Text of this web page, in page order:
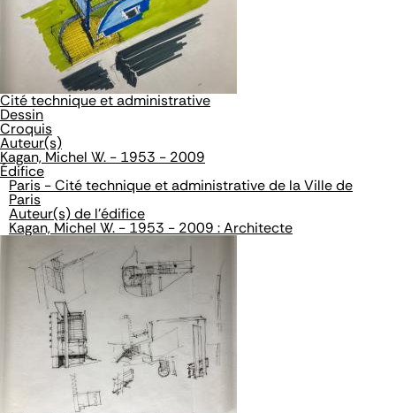
Cité technique et administrative
Dessin
Croquis
Auteur(s)
Kagan, Michel W. - 1953 - 2009
Édifice
Paris - Cité technique et administrative de la Ville de
Paris
Auteur(s) de l'édifice
Kagan, Michel W. - 1953 - 2009 : Architecte